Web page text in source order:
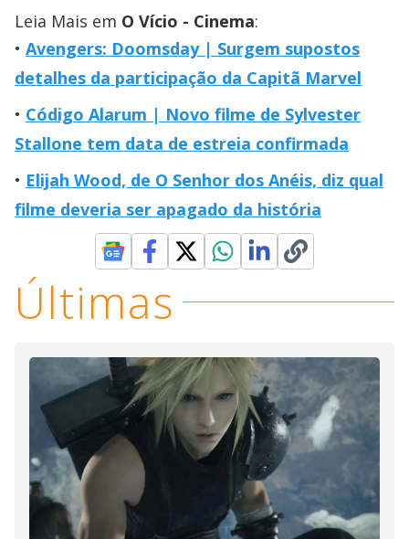
Leia Mais em O Vício - Cinema:
Avengers: Doomsday | Surgem supostos
detalhes da participação da Capitã Marvel
Código Alarum | Novo filme de Sylvester
Stallone tem data de estreia confirmada
Elijah Wood, de O Senhor dos Anéis, diz qual
filme deveria ser apagado da história
Últimas